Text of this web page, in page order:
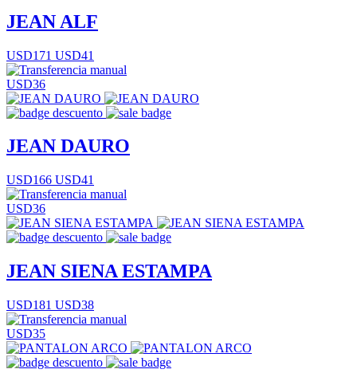
JEAN ALF
USD171 USD41
USD36
JEAN DAURO
USD166 USD41
USD36
JEAN SIENA ESTAMPA
USD181 USD38
USD35